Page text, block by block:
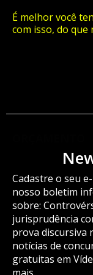
É melhor você
com isso, do
Cadastre o seu
nosso boletim
sobre:
jurisprudência
prova discursiva
notícias de
gratuitas em